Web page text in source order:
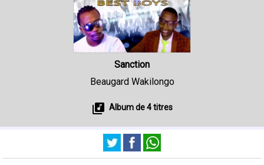
Sanction
Beaugard Wakilongo
Album de 4 titres